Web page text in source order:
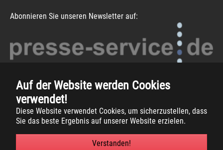
Auf der Website werden Cookies
verwendet!
Diese Website verwendet Cookies, um sicherzustellen, dass
Sie das beste Ergebnis auf unserer Website erzielen.
Verstanden!
Abonnieren Sie unseren Newsletter auf:
Copyright 2026 -Gemeinde Südlohn